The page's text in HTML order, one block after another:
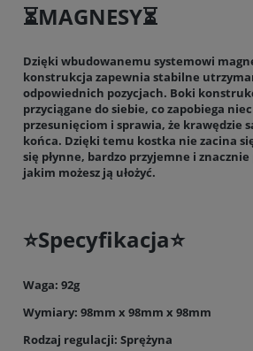
⏳MAGNESY⏳
Dzięki wbudowanemu systemowi
konstrukcja zapewnia stabilne
odpowiednich pozycjach. Boki
przyciągane do siebie, co zapobiega
przesunięciom i sprawia, że krawędzie
końca. Dzięki temu kostka nie zacina
się płynne, bardzo przyjemne i znacznie
jakim możesz ją ułożyć.
⭐️Specyfikacja⭐️
Waga: 92g
Wymiary: 98mm x 98mm x 98mm
Rodzaj regulacji: Sprężyna